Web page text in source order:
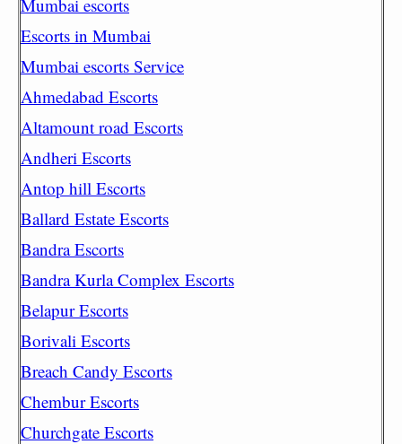
Mumbai escorts
Escorts in Mumbai
Mumbai escorts Service
Ahmedabad Escorts
Altamount road Escorts
Andheri Escorts
Antop hill Escorts
Ballard Estate Escorts
Bandra Escorts
Bandra Kurla Complex Escorts
Belapur Escorts
Borivali Escorts
Breach Candy Escorts
Chembur Escorts
Churchgate Escorts